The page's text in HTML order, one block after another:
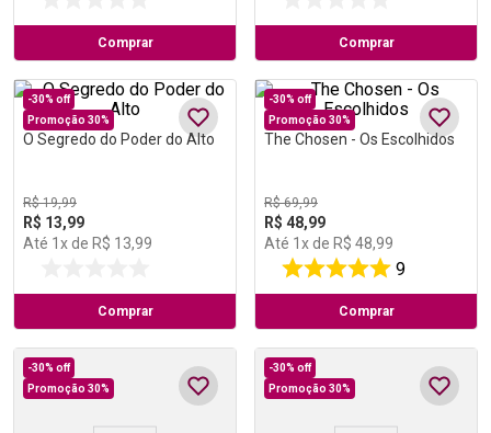
Comprar Comprar
-30% off
Promoção 30%
O Segredo do Poder do Alto
R$ 19,99
R$ 13,99
Até 1 x de R$ 13,99
Comprar
-30% off
Promoção 30%
The Chosen - Os Escolhidos
R$ 69,99
R$ 48,99
Até 1 x de R$ 48,99
9
Comprar
-30% off
Promoção 30%
-30% off
Promoção 30%